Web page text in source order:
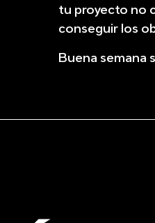
tu proyecto no
conseguir los
Buena semana